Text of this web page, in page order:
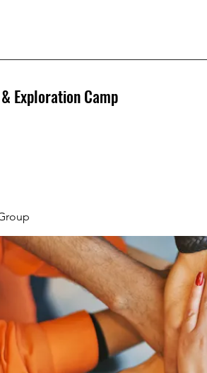
Exploration Camp